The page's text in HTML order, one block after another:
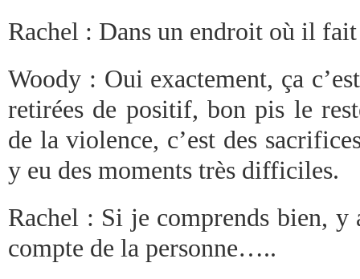
Rachel : Dans un endroit où il
Woody : Oui exactement, ça
retirées de positif, bon pis le
de la violence, c’est des
y eu des moments très difficiles.
Rachel : Si je comprends bien, y
compte de la personne…..